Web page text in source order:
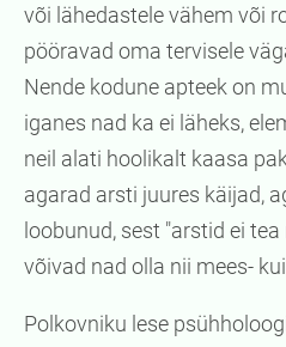
või lähedastele vähem või
pööravad oma tervisele
Nende kodune apteek on
iganes nad ka ei läheks,
neil alati hoolikalt kaasa
agarad arsti juures käijad,
loobunud, sest "arstid ei
võivad nad olla nii mees-
Polkovniku lese